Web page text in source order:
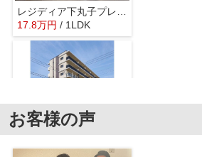
マルエツ 梅屋敷店
約728m／10分
17.8万円 / 1LDK
ジニア大森西
17.9万円 / 1LDK
お客様の声